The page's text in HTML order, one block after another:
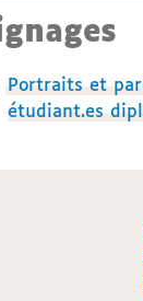
Portraits et
étudiant.es